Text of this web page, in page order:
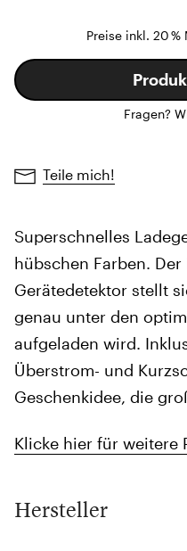
Preise inkl. 20
Fragen?
Teile mich!
Superschnelles
hübschen Farben.
Gerätedetektor stellt
genau unter den
aufgeladen wird.
Überstrom- und
Geschenkidee, die
Klicke hier für weitere
Hersteller